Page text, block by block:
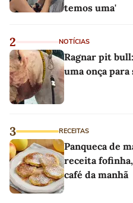
temos uma'
2 NOTÍCIAS
Ragnar pit
uma onça
3 RECEITAS
Panqueca de
receita
café da manhã